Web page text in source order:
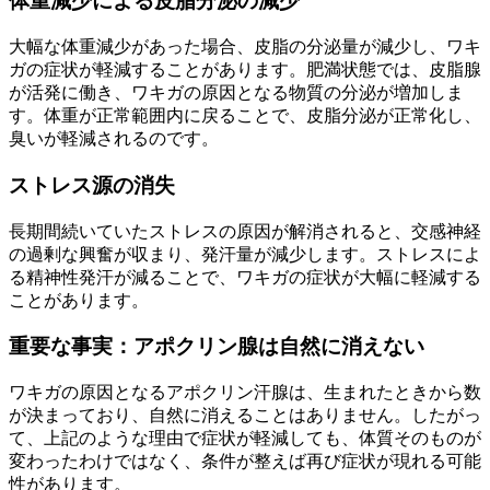
大幅な体重減少があった場合、皮脂の分泌量が減少し、ワキ
ガの症状が軽減することがあります。肥満状態では、皮脂腺
が活発に働き、ワキガの原因となる物質の分泌が増加しま
す。体重が正常範囲内に戻ることで、皮脂分泌が正常化し、
臭いが軽減されるのです。
ストレス源の消失
長期間続いていたストレスの原因が解消されると、交感神経
の過剰な興奮が収まり、発汗量が減少します。ストレスによ
る精神性発汗が減ることで、ワキガの症状が大幅に軽減する
ことがあります。
重要な事実：アポクリン腺は自然に消えない
ワキガの原因となるアポクリン汗腺は、生まれたときから数
が決まっており、自然に消えることはありません。したがっ
て、上記のような理由で症状が軽減しても、体質そのものが
変わったわけではなく、条件が整えば再び症状が現れる可能
性があります。